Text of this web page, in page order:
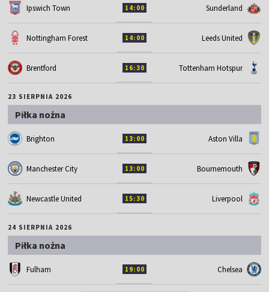
Ipswich Town 14:00 Sunderland
Nottingham Forest 14:00 Leeds United
Brentford 16:30 Tottenham Hotspur
23 SIERPNIA 2026
Piłka nożna
Brighton 13:00 Aston Villa
Manchester City 13:00 Bournemouth
Newcastle United 15:30 Liverpool
24 SIERPNIA 2026
Piłka nożna
Fulham 19:00 Chelsea